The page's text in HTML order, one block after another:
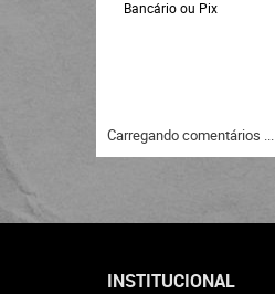
Bancário ou Pix
Carregando comentários ...
INSTITUCIONAL